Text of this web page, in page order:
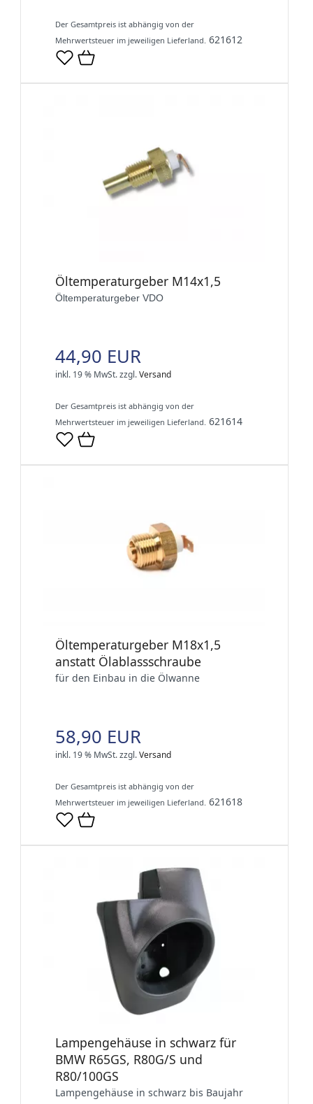
Der Gesamtpreis ist abhängig von der
Mehrwertsteuer im jeweiligen Lieferland. 621612
Öltemperaturgeber M14x1,5
Öltemperaturgeber VDO
44,90 EUR
inkl. 19 % MwSt.zzgl.Versand
Der Gesamtpreis ist abhängig von der
Mehrwertsteuer im jeweiligen Lieferland. 621614
Öltemperaturgeber M18x1,5
anstatt Ölablassschraube
für den Einbau in die Ölwanne
58,90 EUR
inkl. 19 % MwSt.zzgl.Versand
Der Gesamtpreis ist abhängig von der
Mehrwertsteuer im jeweiligen Lieferland. 621618
Lampengehäuse in schwarz für
BMW R65GS, R80G/S und
R80/100GS
Lampengehäuse in schwarz bis Baujahr